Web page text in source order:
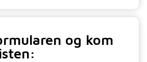
og kom